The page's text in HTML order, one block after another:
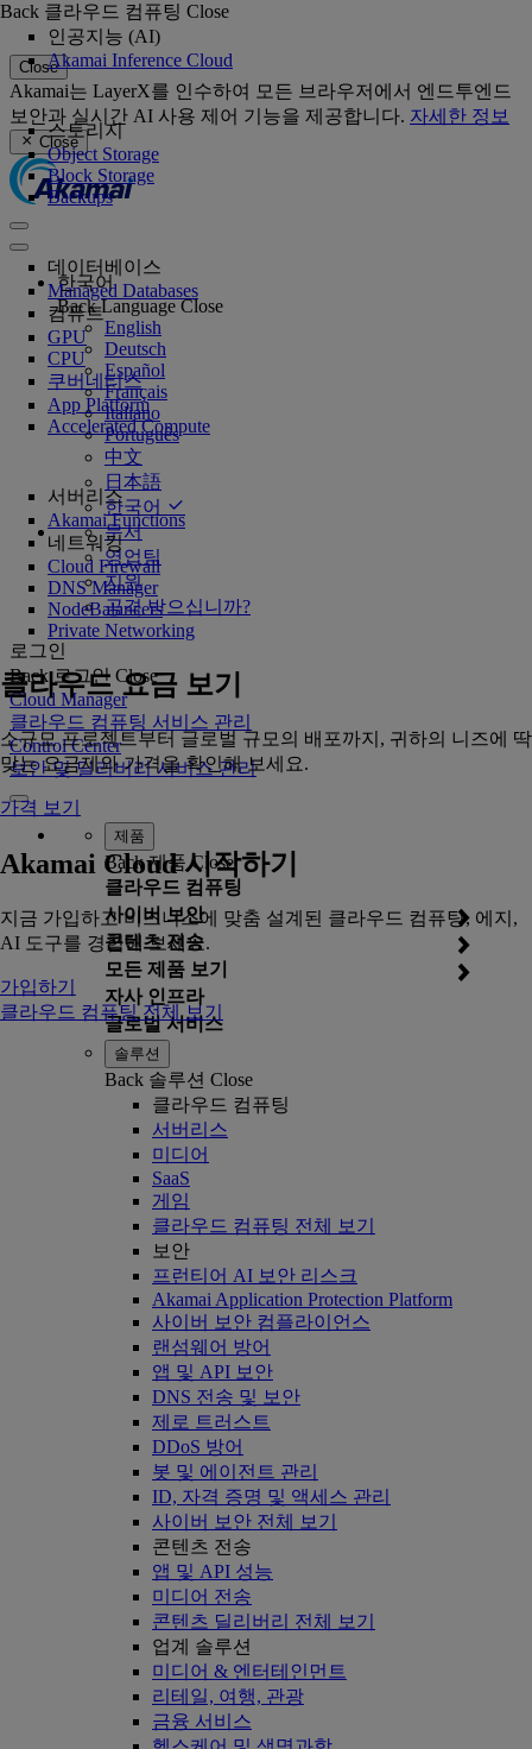
Close
Akamai는 LayerX를 인수하여 모든 브라우저에서 엔드투엔드
보안과 실시간 AI 사용 제어 기능을 제공합니다. 자세한 정보
Close
한국어
Back Language Close
English
Deutsch
Español
Français
Italiano
Português
中文
日本語
한국어
문서
영업팀
지원
공격 받으십니까?
로그인
Back 로그인 Close
Cloud Manager
클라우드 컴퓨팅 서비스 관리
Control Center
보안 및 딜리버리 서비스 관리
제품
Back 제품 Close
클라우드 컴퓨팅
사이버 보안
콘텐츠 전송
모든 제품 보기
자사 인프라
글로벌 서비스
Back 클라우드 컴퓨팅 Close
인공지능 (AI)
Akamai Inference Cloud
스토리지
Object Storage
Block Storage
Backups
데이터베이스
Managed Databases
컴퓨트
GPU
CPU
쿠버네티스
App Platform
Accelerated Compute
서버리스
Akamai Functions
네트워킹
Cloud Firewall
DNS Manager
NodeBalancers
Private Networking
클라우드 요금 보기
소규모 프로젝트부터 글로벌 규모의 배포까지, 귀하의 니즈에 딱
맞는 요금제와 가격을 확인해 보세요.
가격 보기
Akamai Cloud 시작하기
지금 가입하고 비즈니스에 맞춤 설계된 클라우드 컴퓨팅, 에지,
AI 도구를 경험해 보세요.
가입하기
클라우드 컴퓨팅 전체 보기
솔루션
Back 솔루션 Close
클라우드 컴퓨팅
서버리스
미디어
SaaS
게임
클라우드 컴퓨팅 전체 보기
보안
프런티어 AI 보안 리스크
Akamai Application Protection Platform
사이버 보안 컴플라이언스
랜섬웨어 방어
앱 및 API 보안
DNS 전송 및 보안
제로 트러스트
DDoS 방어
봇 및 에이전트 관리
ID, 자격 증명 및 액세스 관리
사이버 보안 전체 보기
콘텐츠 전송
앱 및 API 성능
미디어 전송
콘텐츠 딜리버리 전체 보기
업계 솔루션
미디어 & 엔터테인먼트
리테일, 여행, 관광
금융 서비스